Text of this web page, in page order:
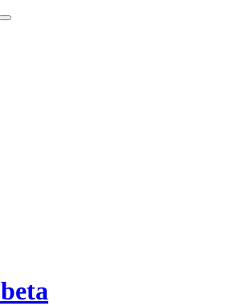
beta